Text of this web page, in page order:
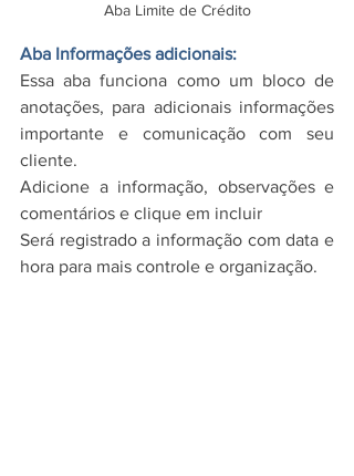
Aba Limite de Crédito
Aba Informações adicionais:
Essa aba funciona como um bloco de
anotações, para adicionais informações
importante e comunicação com seu
cliente.
Adicione a informação, observações e
comentários e clique em incluir
Será registrado a informação com data e
hora para mais controle e organização.